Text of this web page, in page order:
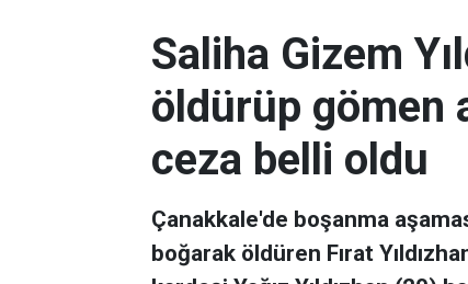
Saliha Gizem
öldürüp gömen
ceza belli oldu
Çanakkale'de boşanma
boğarak öldüren Fırat